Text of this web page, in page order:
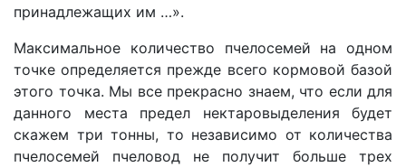
принадлежащих им …».
Максимальное количество пчелосемей на одном
точке определяется прежде всего кормовой базой
этого точка. Мы все прекрасно знаем, что если для
данного места предел нектаровыделения будет
скажем три тонны, то независимо от количества
пчелосемей пчеловод не получит больше трех